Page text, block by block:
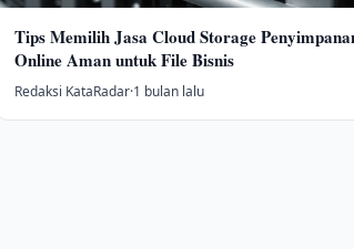
Tips Memilih Jasa Cloud Storage
Online Aman untuk File Bisnis
Redaksi KataRadar·1 bulan lalu